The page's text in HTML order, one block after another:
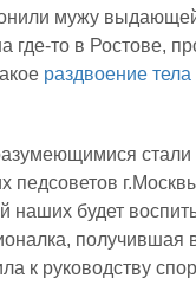
мужу
где-то в Ростове,
раздвоение тела
педсоветов
наших будет
получившая
к руководству